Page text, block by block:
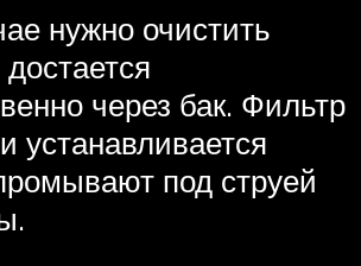
нужно очистить
через бак. Фильтр
устанавливается
под струей